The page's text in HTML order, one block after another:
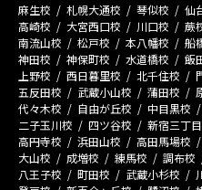
麻生校 札幌大通校 琴似校 仙
高崎校
大宮西口校 川口校 蕨
南流山校
松戸校 本八幡校 船
神田校
神保町校 水道橋校 飯
上野校
西日暮里校 北千住校
五反田校
武蔵小山校 蒲田校
代々木校
自由が丘校 中目黒校
二子玉川校
四ツ谷校 新宿三丁
高円寺校
浜田山校 高田馬場校
大山校
成増校 練馬校 調布校
八王子校
町田校 武蔵小杉校